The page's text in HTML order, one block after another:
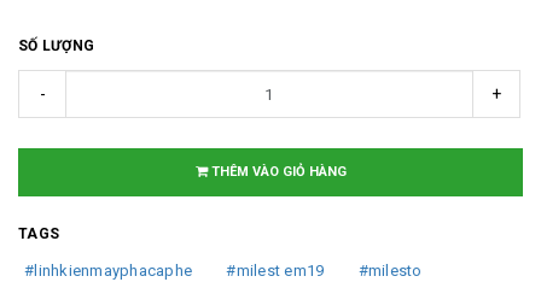
SỐ LƯỢNG
- +
THÊM VÀO GIỎ HÀNG
TAGS
#linhkienmayphacaphe #milest em19
#milesto